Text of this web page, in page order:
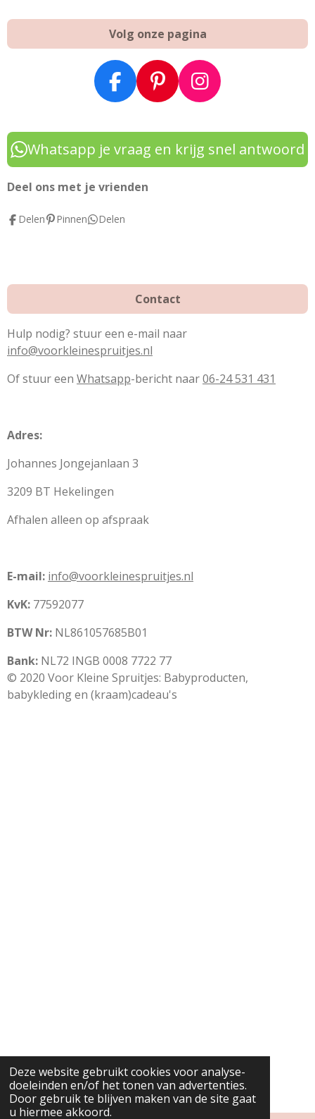
Deze website gebruikt cookies voor analyse-
doeleinden en/of het tonen van advertenties.
Door gebruik te blijven maken van de site gaat
u hiermee akkoord.
Volg onze pagina
F
a
c
e
b
o
k
P
i
n
t
e
I
n
s
t
a
Whatsapp je vraag en krijg snel antwoord
Deel ons met je vrienden
Delen Pinnen Delen
Contact
Hulp nodig? stuur een e-mail naar
info@voorkleinespruitjes.nl
Of stuur een Whatsapp-bericht naar06-24 531 431
Adres:
Johannes Jongejanlaan 3
3209 BT Hekelingen
Afhalen alleen op afspraak
E-mail: info@voorkleinespruitjes.nl
KvK: 77592077
BTW Nr: NL861057685B01
Bank: NL72 INGB 0008 7722 77
© 2020 Voor Kleine Spruitjes: Babyproducten,
babykleding en (kraam)cadeau's